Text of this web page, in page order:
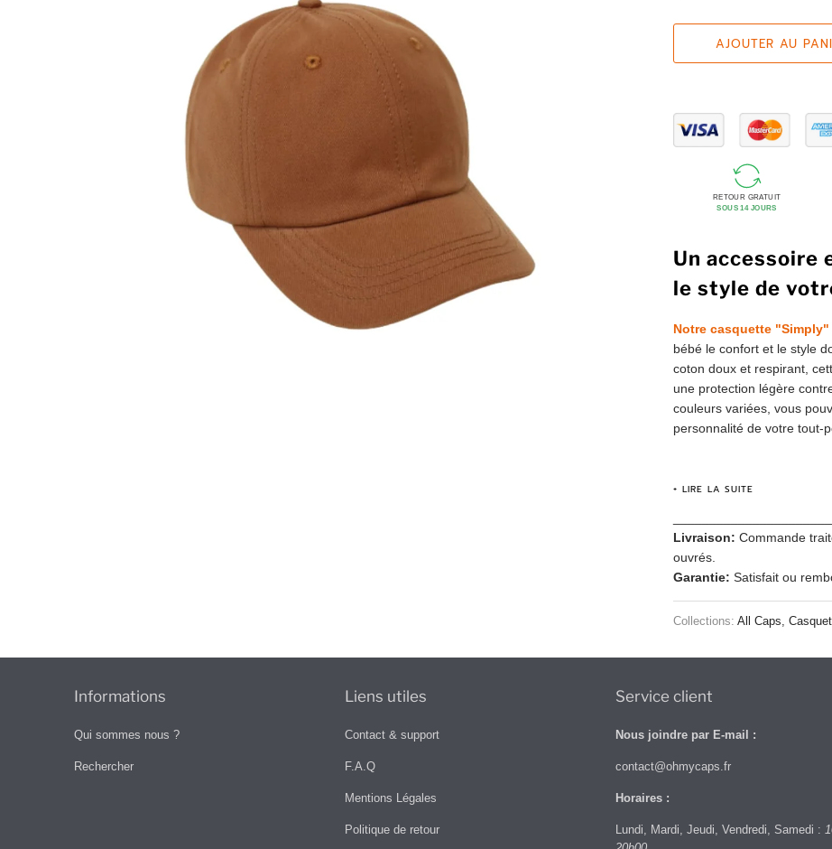
AJOUTER AU
RETOUR GRATUIT
SOUS 14 JOURS
Un accessoire
le style de
Notre casquette
bébé le confort et le style
coton doux et respirant,
une protection légère
couleurs variées, vous
personnalité de votre tout-
+ LIRE LA SUITE
Livraison: Commande
ouvrés.
Garantie: Satisfait ou
Collections: All Caps,
Informations
Qui sommes nous ?
Rechercher
Liens utiles
Contact & support
F.A.Q
Mentions Légales
Politique de retour
Service client
Nous joindre par E-mail :
contact@ohmycaps.fr
Horaires :
Lundi, Mardi, Jeudi, Vendredi, Samedi :